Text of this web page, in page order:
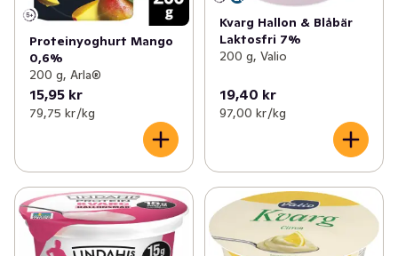
Proteinyoghurt Mango
0,6%
200 g, Arla®
15,95 kr
79,75 kr /kg
Kvarg Hallon & Blåbär
Laktosfri 7%
200 g, Valio
19,40 kr
97,00 kr /kg